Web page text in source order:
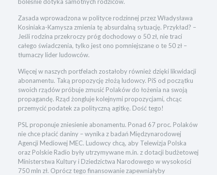
Zasada wprowadzona w polityce rodzinnej przez Władysława
Kosiniaka-Kamysza zmienia tę absurdalną sytuację. Przykład? –
Jeśli rodzina przekroczy próg dochodowy o 50 zł, nie traci
całego świadczenia, tylko jest ono pomniejszane o te 50 zł –
tłumaczy lider ludowców.
Więcej w naszych portfelach zostałoby również dzięki likwidacji
abonamentu. Taką propozycję złożą ludowcy. PiS od początku
swoich rządów próbuje zmusić Polaków do łożenia na swoją
propagandę. Rząd żongluje kolejnymi propozycjami, chcąc
przemycić podatek za polityczną agitkę. Dość tego!
PSL proponuje zniesienie abonamentu. Ponad 67 proc. Polaków
nie chce płacić daniny – wynika z badań Międzynarodowej
Agencji Mediowej MEC. Ludowcy chcą, aby Telewizja Polska
oraz Polskie Radio były utrzymywane m.in. z dotacji budżetowej
Ministerstwa Kultury i Dziedzictwa Narodowego w wysokości
750 mln zł. Oprócz tego finansowanie zapewniałyby